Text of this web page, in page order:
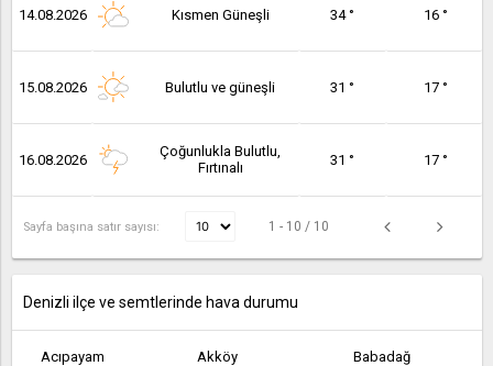
14.08.2026 Kısmen Güneşli 34 ° 16 °
15.08.2026 Bulutlu ve güneşli 31 ° 17 °
16.08.2026
Çoğunlukla Bulutlu,
Fırtınalı
31 ° 17 °
Sayfa başına satır sayısı: 1 - 10 / 10
Denizli ilçe ve semtlerinde hava durumu
Acıpayam Akköy Babadağ